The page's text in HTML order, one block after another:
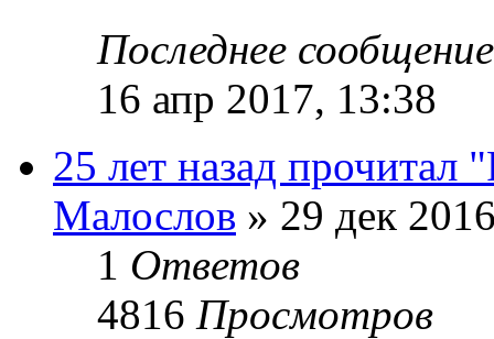
Последнее
16 апр 2017, 13:38
25 лет назад прочитал
Малослов » 29 дек
1 Ответов
4816 Просмотров